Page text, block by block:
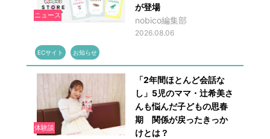
ニュース
が登場
nobico編集部
2026.08.06
ECサイト お知らせ
体験談
「2年間ほとんど会話な
し」5児のママ・辻希美さ
んも悩んだ子どもの思春
期 関係が戻ったきっか
けとは？